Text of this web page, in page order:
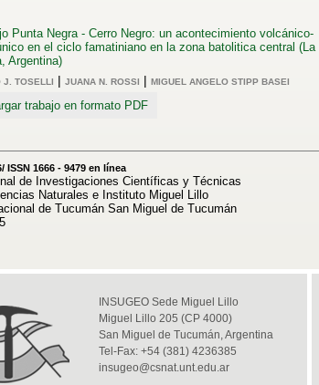
Punta Negra - Cerro Negro: un acontecimiento volcánico-
en el ciclo famatiniano en la zona batolitica central (La
Argentina)
J. TOSELLI | JUANA N. ROSSI | MIGUEL ANGELO STIPP BASEI
trabajo en formato PDF
ISSN 1666 - 9479 en línea
de Investigaciones Científicas y Técnicas
Naturales e Instituto Miguel Lillo
de Tucumán San Miguel de Tucumán
INSUGEO Sede Miguel Lillo
Miguel Lillo 205 (CP 4000)
San Miguel de Tucumán, Argentina
Tel-Fax: +54 (381) 4236385
insugeo@csnat.unt.edu.ar